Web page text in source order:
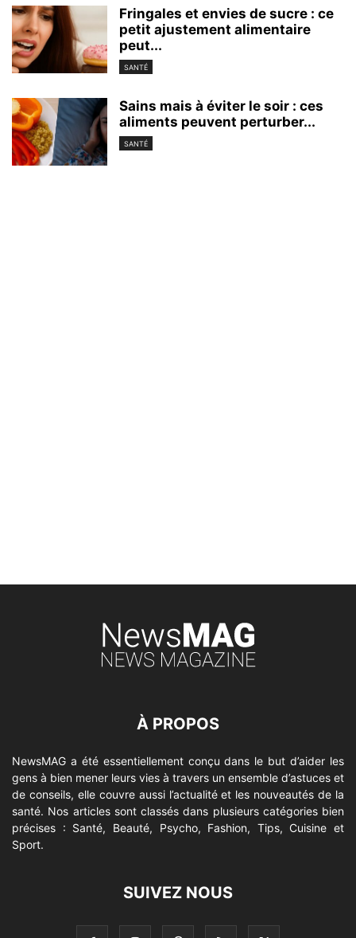
Fringales et envies de sucre : ce
petit ajustement alimentaire
peut...
SANTÉ
Sains mais à éviter le soir : ces
aliments peuvent perturber...
SANTÉ
À PROPOS
NewsMAG a été essentiellement conçu dans le but d’aider les
gens à bien mener leurs vies à travers un ensemble d’astuces et
de conseils, elle couvre aussi l’actualité et les nouveautés de la
santé. Nos articles sont classés dans plusieurs catégories bien
précises : Santé, Beauté, Psycho, Fashion, Tips, Cuisine et
Sport.
SUIVEZ NOUS